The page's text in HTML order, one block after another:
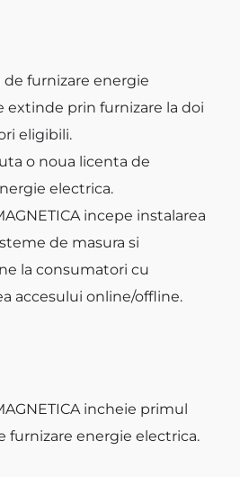
furnizare energie
extinde prin furnizare la doi
eligibili.
o noua licenta de
electrica.
incepe instalarea
de masura si
la consumatori cu
accesului online/offline.
incheie primul
furnizare energie electrica.